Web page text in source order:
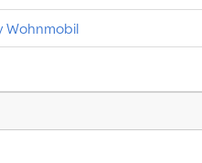
Wohnmobil